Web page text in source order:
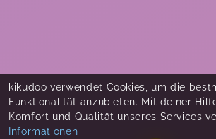
kikudoo verwendet Cookies, um die
Funktionalität anzubieten. Mit deiner
Komfort und Qualität unseres Services
Informationen